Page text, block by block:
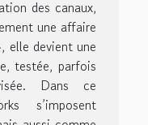
des canaux,
une affaire
elle devient une
testée, parfois
Dans ce
s’imposent